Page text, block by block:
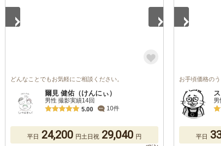
どんなことでもお気軽にご相談ください。
爾見 健佑（けんにぃ）
男性 撮影実績14回
5.00
10件
平日 24,200 円土日祝 29,040 円
お手頃価格の
平日